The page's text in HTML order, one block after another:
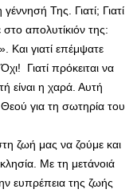
Της. Γιατί; Γιατί
στο απολυτίκιόν της:
Και γιατί επέμψατε
Γιατί πρόκειται να
είναι η χαρά. Αυτή
για τη σωτηρία του
ζωή μας να ζούμε και
Με τη μετάνοιά
ευπρέπεια της ζωής